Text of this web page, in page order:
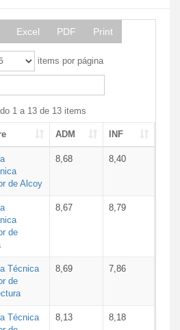
Excel PDF Print
items por página
1 a 13 de 13 items
ADM INF
de Alcoy
8,68 8,40
de
8,67 8,79
Técnica
de
8,69 7,86
Técnica
8,13 8,18